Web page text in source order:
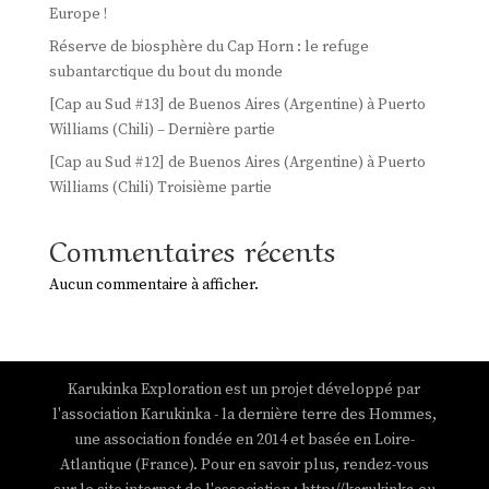
Europe !
Réserve de biosphère du Cap Horn : le refuge
subantarctique du bout du monde
[Cap au Sud #13] de Buenos Aires (Argentine) à Puerto
Williams (Chili) – Dernière partie
[Cap au Sud #12] de Buenos Aires (Argentine) à Puerto
Williams (Chili) Troisième partie
Commentaires récents
Aucun commentaire à afficher.
Karukinka Exploration est un projet développé par
l'association Karukinka - la dernière terre des Hommes,
une association fondée en 2014 et basée en Loire-
Atlantique (France). Pour en savoir plus, rendez-vous